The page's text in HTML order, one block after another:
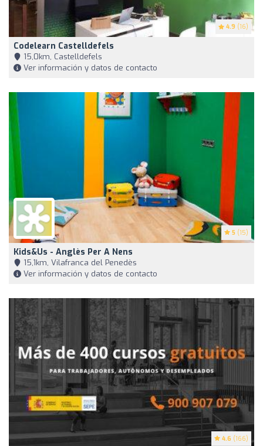
4.9 (16)
Codelearn Castelldefels
15,0km, Castelldefels
Ver información y datos de contacto
5 (15)
Kids&Us - Anglès Per A Nens
15,1km, Vilafranca del Penedès
Ver información y datos de contacto
4.6 (166)